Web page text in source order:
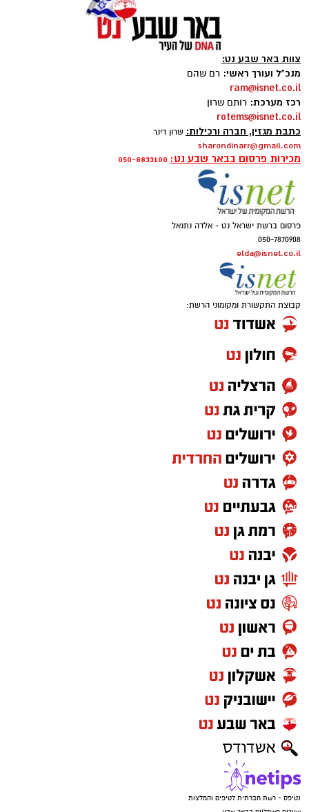
צוות באר שבע נט:
מנכ"ל ועורך ראשי: רם שהם
ram@isnet.co.il
רכז מערכת: רותם שרון
rotems@isnet.co.il
כתבת מגזין, חברה ורכילות: שרון דינר
sharondinarr@gmail.com
מכירות פרסום בבאר שבע נט: 050-8833100
פרסום ברשת ישראל נט - אלדה נתנאל
050-7870908
elda@isnet.co.il
קבוצת התקשורת ומקומוני הרשת:
נטיפס - רשת חברתית לטיפים והמלצות